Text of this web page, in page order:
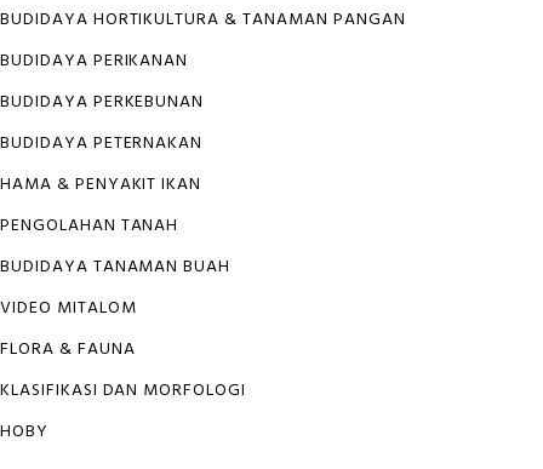
BUDIDAYA HORTIKULTURA & TANAMAN PANGAN
BUDIDAYA PERIKANAN
BUDIDAYA PERKEBUNAN
BUDIDAYA PETERNAKAN
HAMA & PENYAKIT IKAN
PENGOLAHAN TANAH
BUDIDAYA TANAMAN BUAH
VIDEO MITALOM
FLORA & FAUNA
KLASIFIKASI DAN MORFOLOGI
HOBY